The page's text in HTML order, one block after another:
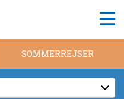
SOMMERREJSER